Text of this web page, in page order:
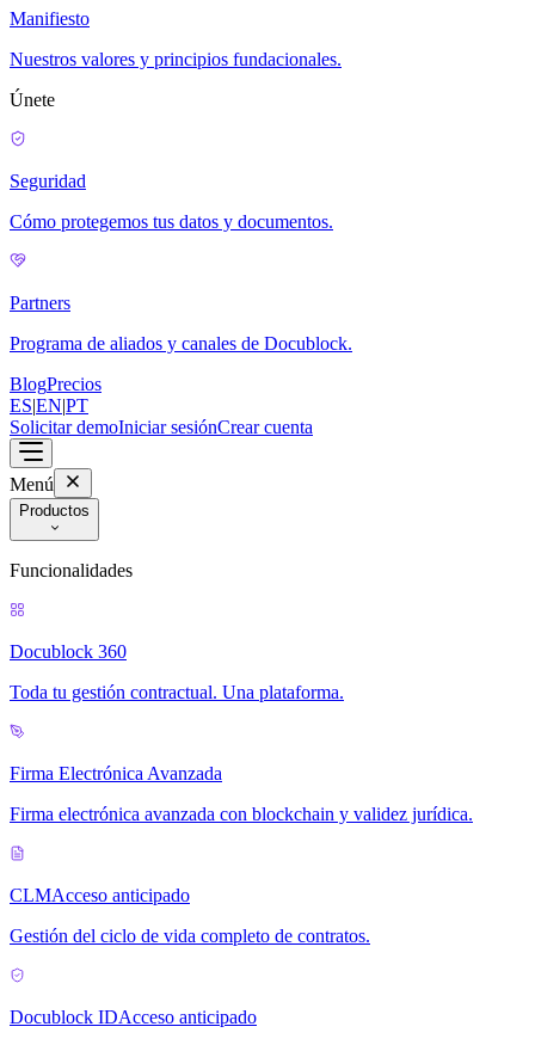
Manifiesto
Nuestros valores y principios fundacionales.
Únete
Seguridad
Cómo protegemos tus datos y documentos.
Partners
Programa de aliados y canales de Docublock.
BlogPrecios
ES|EN|PT
Solicitar demoIniciar sesiónCrear cuenta
Menú
Productos
Funcionalidades
Docublock 360
Toda tu gestión contractual. Una plataforma.
Firma Electrónica Avanzada
Firma electrónica avanzada con blockchain y validez jurídica.
CLMAcceso anticipado
Gestión del ciclo de vida completo de contratos.
Docublock IDAcceso anticipado